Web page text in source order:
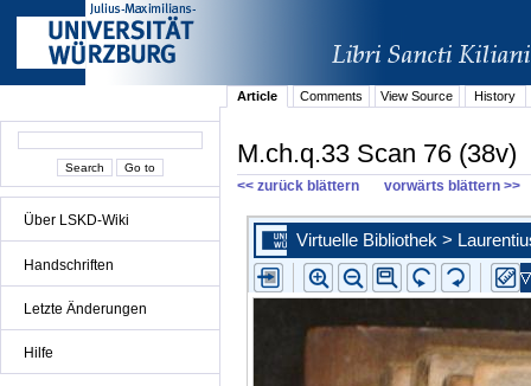
Über LSKD-Wiki
Handschriften
Letzte Änderungen
Hilfe
Article Comments View Source History
M.ch.q.33 Scan 76 (38v)
<< zurück blättern vorwärts blättern >>